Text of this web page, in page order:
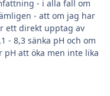
- i alla fall om
- att om jag har
ett direkt upptag av
- 8,3 sänka pH och om
pH att öka men inte lika